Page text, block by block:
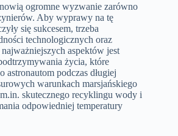
ogromne wyzwanie zarówno
Aby wyprawy na tę
się sukcesem, trzeba
technologicznych oraz
aspektów jest
życia, które
astronautom podczas długiej
warunkach marsjańskiego
skutecznego recyklingu wody i
odpowiedniej temperatury